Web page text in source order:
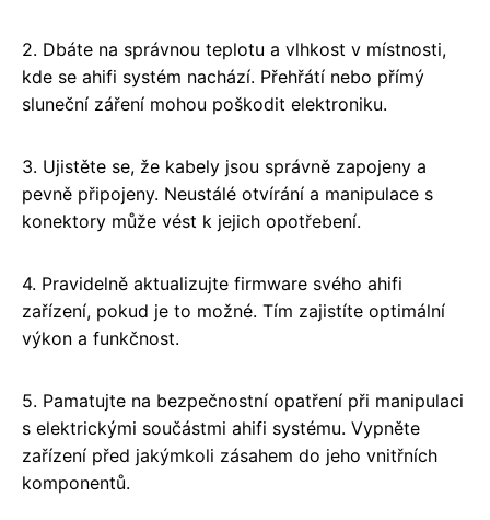
2. Dbáte na správnou teplotu a vlhkost v místnosti,
kde se ahifi systém nachází. Přehřátí nebo přímý
sluneční záření mohou poškodit elektroniku.
3. Ujistěte se, že kabely jsou správně zapojeny a
pevně připojeny. Neustálé otvírání a manipulace s
konektory může vést k jejich opotřebení.
4. Pravidelně aktualizujte firmware svého ahifi
zařízení, pokud je to možné. Tím zajistíte optimální
výkon a funkčnost.
5. Pamatujte na bezpečnostní opatření při manipulaci
s elektrickými součástmi ahifi systému. Vypněte
zařízení před jakýmkoli zásahem do jeho vnitřních
komponentů.